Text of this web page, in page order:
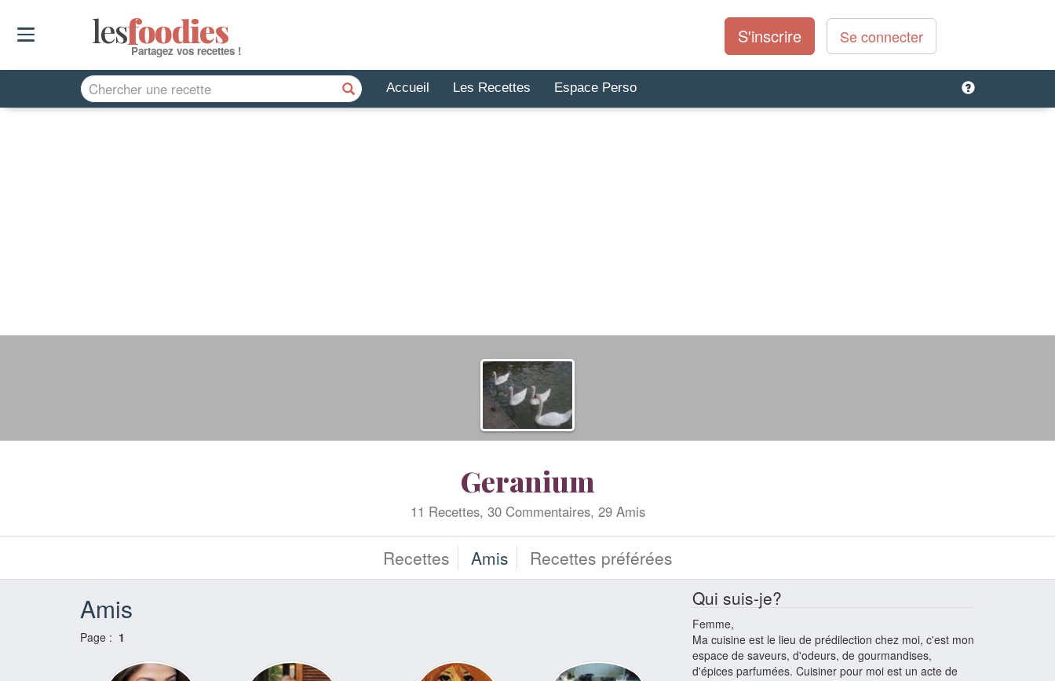
lesfoodies
Partagez vos recettes !
S'inscrire Se connecter
Accueil Les Recettes Espace Perso
Geranium
11 Recettes, 30 Commentaires, 29 Amis
Recettes Amis Recettes préférées
Amis
Page : 1
Qui suis-je?
Femme,
Ma cuisine est le lieu de prédilection chez moi, c'est mon
espace de saveurs, d'odeurs, de gourmandises,
d'épices parfumées. Cuisiner pour moi est un acte de